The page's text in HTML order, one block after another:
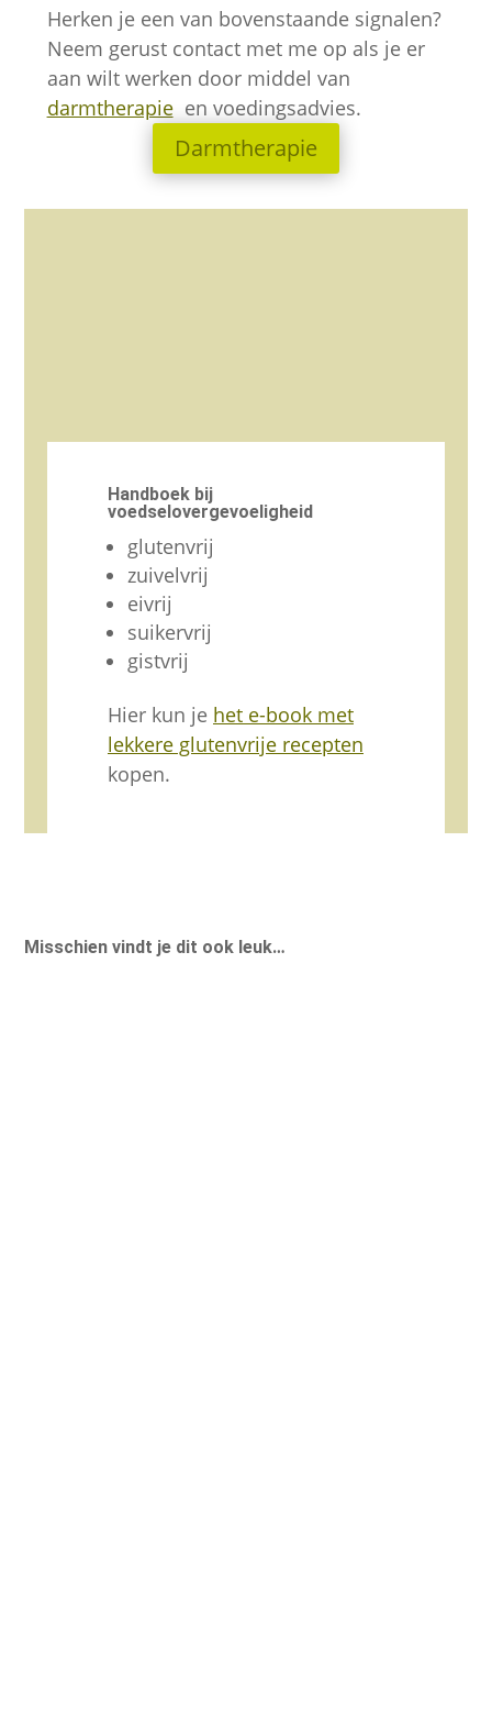
Herken je een van bovenstaande signalen?
Neem gerust contact met me op als je er
aan wilt werken door middel van
darmtherapieen voedingsadvies.
Darmtherapie
Handboek bij
voedselovergevoeligheid
glutenvrij
zuivelvrij
eivrij
suikervrij
gistvrij
Hier kun je het e-book met
lekkere glutenvrije recepten
kopen.
Misschien vindt je dit ook leuk…